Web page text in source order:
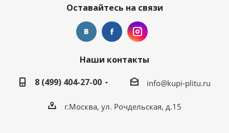
Оставайтесь на связи
Наши контакты
8 (499) 404-27-00
info@kupi-plitu.ru
г.Москва, ул. Рочдельская, д.15